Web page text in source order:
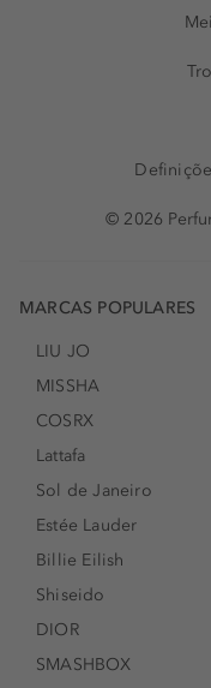
© 2026
MARCAS POPULARES
LIU JO
MISSHA
COSRX
Lattafa
Sol de Janeiro
Estée Lauder
Billie Eilish
Shiseido
DIOR
SMASHBOX